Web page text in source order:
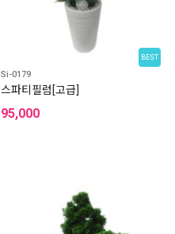
BEST
Si-0179
스파티필럼[고급]
95,000